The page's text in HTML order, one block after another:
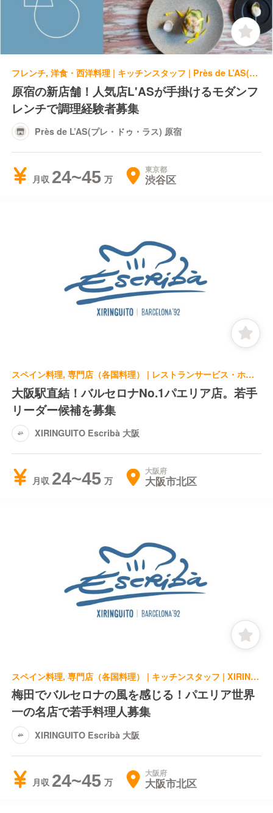
フレンチ, 洋食・西洋料理 | キッチンスタッフ | Près de L’AS(プレ・ドゥ・ラス) 原宿
原宿の新店舗！人気店L'ASが手掛けるモダンフ
レンチで調理経験者募集
Près de L’AS(プレ・ドゥ・ラス) 原宿
月収 24~45 東京都
渋谷区
スペイン料理, 専門店（各国料理） | レストランサービス・ホールスタッフ | XIRINGUITO Escribà 大阪
大阪駅直結！バルセロナNo.1パエリア店。若手
リーダー候補を募集
XIRINGUITO Escribà 大阪
月収 24~45 大阪府
大阪市北区
スペイン料理, 専門店（各国料理） | キッチンスタッフ | XIRINGUITO Escribà 大阪
梅田でバルセロナの風を感じる！パエリア世界
一の名店で若手料理人募集
XIRINGUITO Escribà 大阪
月収 24~45 大阪府
大阪市北区